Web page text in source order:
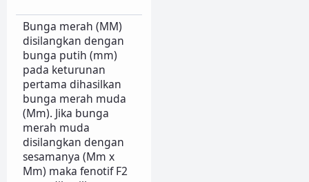
Bunga merah (MM)
disilangkan dengan
bunga putih (mm)
pada keturunan
pertama dihasilkan
bunga merah muda
(Mm). Jika bunga
merah muda
disilangkan dengan
sesamanya (Mm x
Mm) maka fenotif F2